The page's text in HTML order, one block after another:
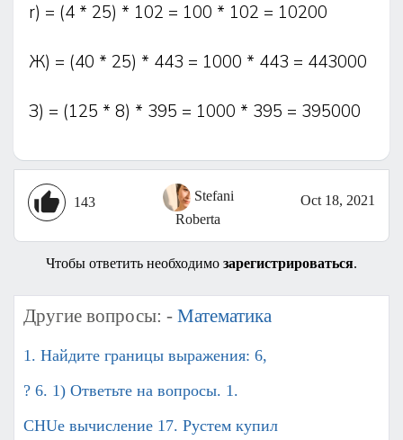
r) = (4 * 25) * 102 = 100 * 102 = 10200
Ж) = (40 * 25) * 443 = 1000 * 443 = 443000
З) = (125 * 8) * 395 = 1000 * 395 = 395000
143
Stefani
Roberta
Oct 18, 2021
Чтобы ответить необходимо зарегистрироваться.
Другие вопросы: - Математика
1. Найдите границы выражения: 6,
? 6. 1) Ответьте на вопросы. 1.
CHUе вычисление 17. Рустем купил